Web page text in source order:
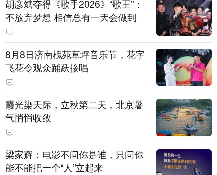
胡彦斌夺得《歌手2026》“歌王”：
不放弃梦想 相信总有一天会做到
8月8日济南槐苑草坪音乐节，花字
飞花令观众踊跃接唱
霞光染天际，立秋第二天，北京暑
气悄悄收敛
梁家辉：电影不问你是谁，只问你
能不能把一个“人”立起来